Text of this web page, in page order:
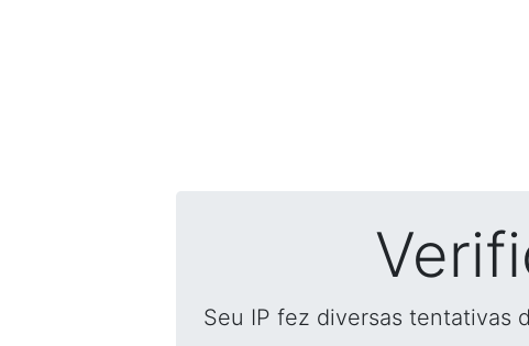
Seu IP fez diversas tentativas